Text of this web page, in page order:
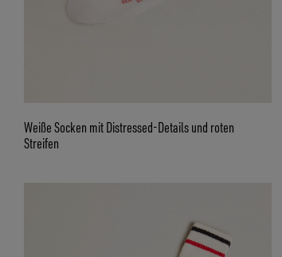
Weiße Socken mit Distressed-Details und roten
Streifen